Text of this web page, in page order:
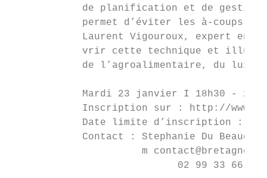
de planification et de
permet d’éviter les à-coups
Laurent Vigouroux, expert en
vrir cette technique et
de l’agroalimentaire, du
Mardi 23 janvier I 18h30 - 20
Inscription sur : http://
Date limite d’inscription :
            Contact : Stephanie Du Beaudiez
m contact@bretagne-
                            02 99 33 66 19